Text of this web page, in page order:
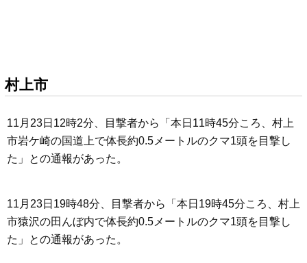
村上市
11月23日12時2分、目撃者から「本日11時45分ころ、村上
市岩ケ崎の国道上で体長約0.5メートルのクマ1頭を目撃し
た」との通報があった。
11月23日19時48分、目撃者から「本日19時45分ころ、村上
市猿沢の田んぼ内で体長約0.5メートルのクマ1頭を目撃し
た」との通報があった。